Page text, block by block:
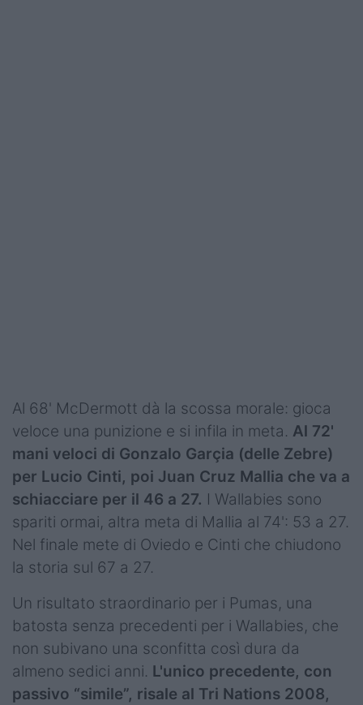
Al 68' McDermott dà la scossa morale: gioca
veloce una punizione e si infila in meta. Al 72'
mani veloci di Gonzalo Garçia (delle Zebre)
per Lucio Cinti, poi Juan Cruz Mallia che va a
schiacciare per il 46 a 27. I Wallabies sono
spariti ormai, altra meta di Mallia al 74': 53 a 27.
Nel finale mete di Oviedo e Cinti che chiudono
la storia sul 67 a 27.
Un risultato straordinario per i Pumas, una
batosta senza precedenti per i Wallabies, che
non subivano una sconfitta così dura da
almeno sedici anni. L'unico precedente, con
passivo “simile”, risale al Tri Nations 2008,